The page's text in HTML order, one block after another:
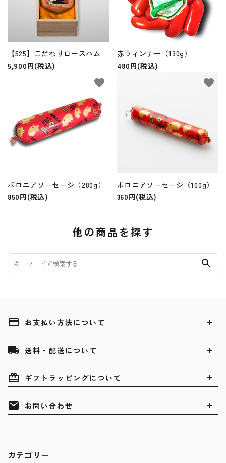
【525】こだわりロースハム
5,900円(税込)
赤ウィンナー（130g）
480円(税込)
ボロニアソ－セ－ジ（280g）
850円(税込)
favorite
ボロニアソ－セ－ジ（100g）
360円(税込)
favorite
他の商品を探す
search
payment お支払い方法について
local_shipping 送料・配送について
card_giftcard ギフトラッピングについて
mail お問い合わせ
カテゴリー